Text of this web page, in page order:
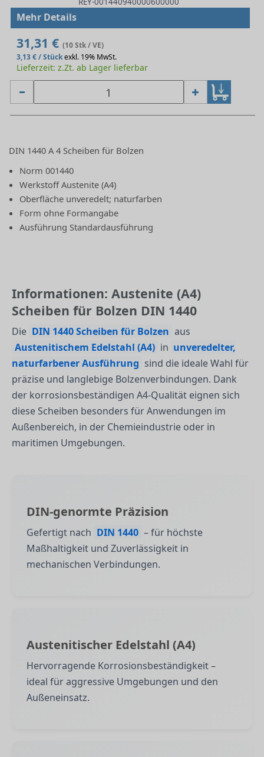
Mehr Details
31,31 € (10 Stk / VE)
3,13 € / Stückexkl. 19% MwSt.
Lieferzeit: z.Zt. ab Lager lieferbar
DIN 1440 A 4 Scheiben für Bolzen
Norm 001440
Werkstoff Austenite (A4)
Oberfläche unveredelt; naturfarben
Form ohne Formangabe
Ausführung Standardausführung
Informationen: Austenite (A4)
Scheiben für Bolzen DIN 1440
Die DIN 1440 Scheiben für Bolzen aus
Austenitischem Edelstahl (A4) in unveredelter,
naturfarbener Ausführung sind die ideale Wahl für
präzise und langlebige Bolzenverbindungen. Dank
der korrosionsbeständigen A4-Qualität eignen sich
diese Scheiben besonders für Anwendungen im
Außenbereich, in der Chemieindustrie oder in
maritimen Umgebungen.
DIN-genormte Präzision
Gefertigt nach DIN 1440 – für höchste
Maßhaltigkeit und Zuverlässigkeit in
mechanischen Verbindungen.
Austenitischer Edelstahl (A4)
Hervorragende Korrosionsbeständigkeit –
ideal für aggressive Umgebungen und den
Außeneinsatz.